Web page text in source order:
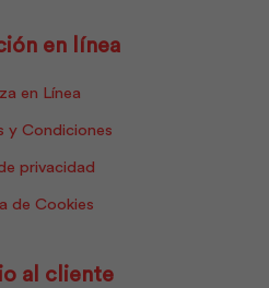
en línea
en Línea
y Condiciones
privacidad
de Cookies
al cliente